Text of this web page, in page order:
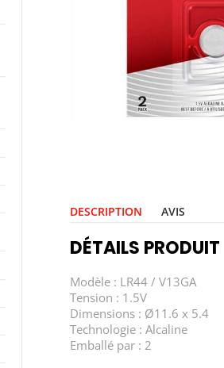
DESCRIPTION AVIS
DÉTAILS PRODUIT
Modèle : LR44 / V13GA
Tension : 1.5V
Dimensions : Ø11.6 x 5.4
Technologie : Alcaline
Emballé par : 2